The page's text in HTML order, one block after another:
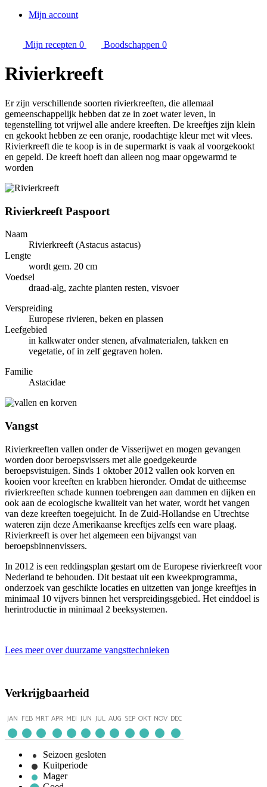
Mijn account
Mijn recepten 0 Boodschappen 0
Rivierkreeft
Er zijn verschillende soorten rivierkreeften, die allemaal
gemeenschappelijk hebben dat ze in zoet water leven, in
tegenstelling tot vrijwel alle andere kreeften. De kreeftjes zijn klein
en gekookt hebben ze een oranje, roodachtige kleur met wit vlees.
Rivierkreeft die te koop is in de supermarkt is vaak al voorgekookt
en gepeld. De kreeft hoeft dan alleen nog maar opgewarmd te
worden
Rivierkreeft Paspoort
Naam
Rivierkreeft (Astacus astacus)
Lengte
wordt gem. 20 cm
Voedsel
draad-alg, zachte planten resten, visvoer
Verspreiding
Europese rivieren, beken en plassen
Leefgebied
in kalkwater onder stenen, afvalmaterialen, takken en
vegetatie, of in zelf gegraven holen.
Familie
Astacidae
Vangst
Rivierkreeften vallen onder de Visserijwet en mogen gevangen
worden door beroepsvissers met alle goedgekeurde
beroepsvistuigen. Sinds 1 oktober 2012 vallen ook korven en
kooien voor kreeften en krabben hieronder. Omdat de uitheemse
rivierkreeften schade kunnen toebrengen aan dammen en dijken en
ook aan de ecologische kwaliteit van het water, wordt het vangen
van deze kreeften toegejuicht. In de Zuid-Hollandse en Utrechtse
wateren zijn deze Amerikaanse kreeftjes zelfs een ware plaag.
Rivierkreeft is over het algemeen een bijvangst van
beroepsbinnenvissers.
In 2012 is een reddingsplan gestart om de Europese rivierkreeft voor
Nederland te behouden. Dit bestaat uit een kweekprogramma,
onderzoek van geschikte locaties en uitzetten van jonge kreeftjes in
minimaal 10 vijvers binnen het verspreidingsgebied. Het einddoel is
herintroductie in minimaal 2 beeksystemen.
Lees meer over duurzame vangsttechnieken
Verkrijgbaarheid
JAN FEB MRT APR MEI JUN JUL AUG SEP OKT NOV DEC
Seizoen gesloten
Kuitperiode
Mager